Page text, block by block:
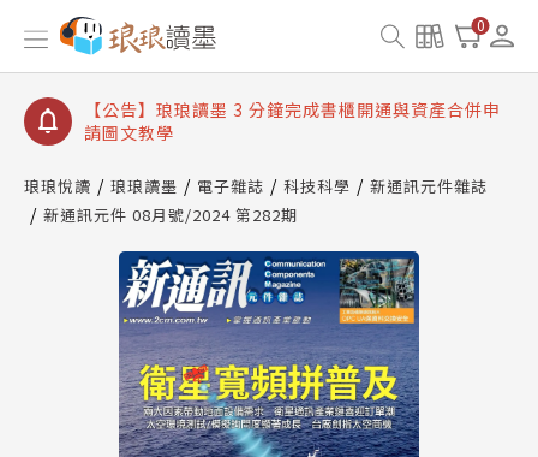
0
【公告】琅琅讀墨數位閱讀資產合併與書櫃開通申請
【公告】琅琅讀墨書櫃開通常見問題
【公告】琅琅讀墨 3 分鐘完成書櫃開通與資產合併申
請圖文教學
查詢
【公告】琅琅讀墨數位閱讀資產合併與書櫃開通申請
琅琅悅讀 琅琅讀墨 電子雜誌 科技科學
新通訊元件雜誌
新通訊元件 08月號/2024 第282期